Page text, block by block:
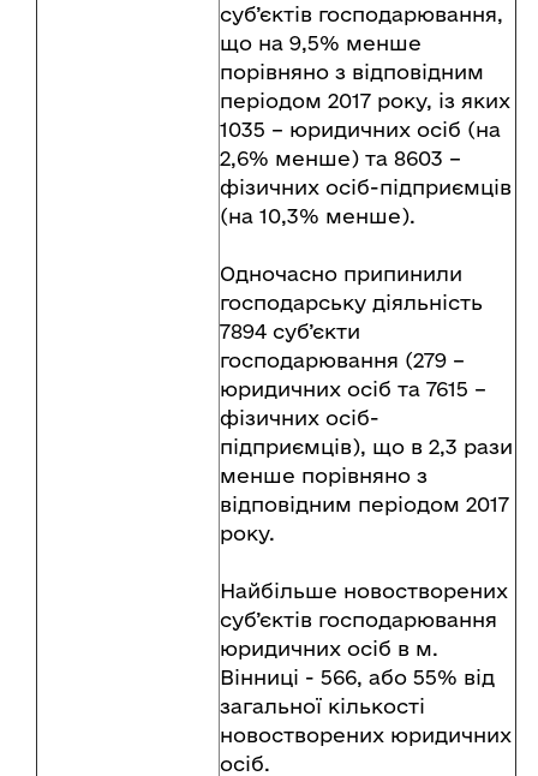
суб’єктів господарювання,
що на 9,5% менше
порівняно з відповідним
періодом 2017 року, із яких
1035 – юридичних осіб (на
2,6% менше) та 8603 –
фізичних осіб-підприємців
(на 10,3% менше).
Одночасно припинили
господарську діяльність
7894 суб’єкти
господарювання (279 –
юридичних осіб та 7615 –
фізичних осіб-
підприємців), що в 2,3 рази
менше порівняно з
відповідним періодом 2017
року.
Найбільше новостворених
суб’єктів господарювання
юридичних осіб в м.
Вінниці - 566, або 55% від
загальної кількості
новостворених юридичних
осіб.